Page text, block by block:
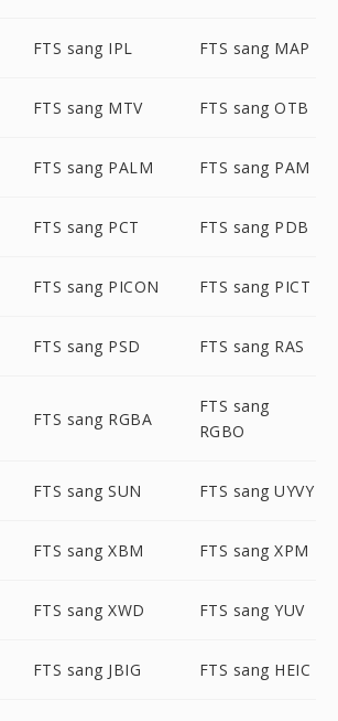
FTS sang IPL FTS sang MAP
FTS sang MTV FTS sang OTB
FTS sang PALM FTS sang PAM
FTS sang PCT FTS sang PDB
FTS sang PICON FTS sang PICT
FTS sang PSD FTS sang RAS
FTS sang RGBA
FTS sang
RGBO
FTS sang SUN FTS sang UYVY
FTS sang XBM FTS sang XPM
FTS sang XWD FTS sang YUV
FTS sang JBIG FTS sang HEIC